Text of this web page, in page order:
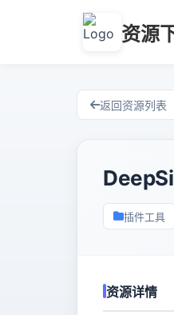
资源
返回资源列表
插件工具
资源详情